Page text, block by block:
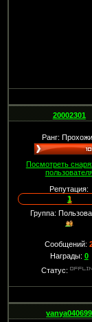
20002301
Ранг:
Посмотреть
Репутация:
1
Группа:
Сообщений:
Награды: 0
Статус:
vanya040699